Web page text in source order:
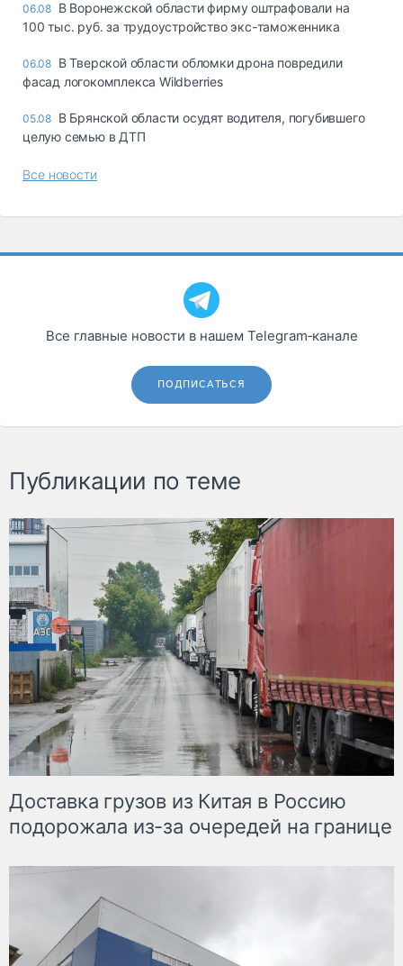
06.08 В Воронежской области фирму оштрафовали на
100 тыс. руб. за трудоустройство экс-таможенника
06.08 В Тверской области обломки дрона повредили
фасад логокомплекса Wildberries
05.08 В Брянской области осудят водителя, погубившего
целую семью в ДТП
Все новости
Все главные новости в нашем Telegram‑канале
ПОДПИСАТЬСЯ
Публикации по теме
Доставка грузов из Китая в Россию
подорожала из-за очередей на границе